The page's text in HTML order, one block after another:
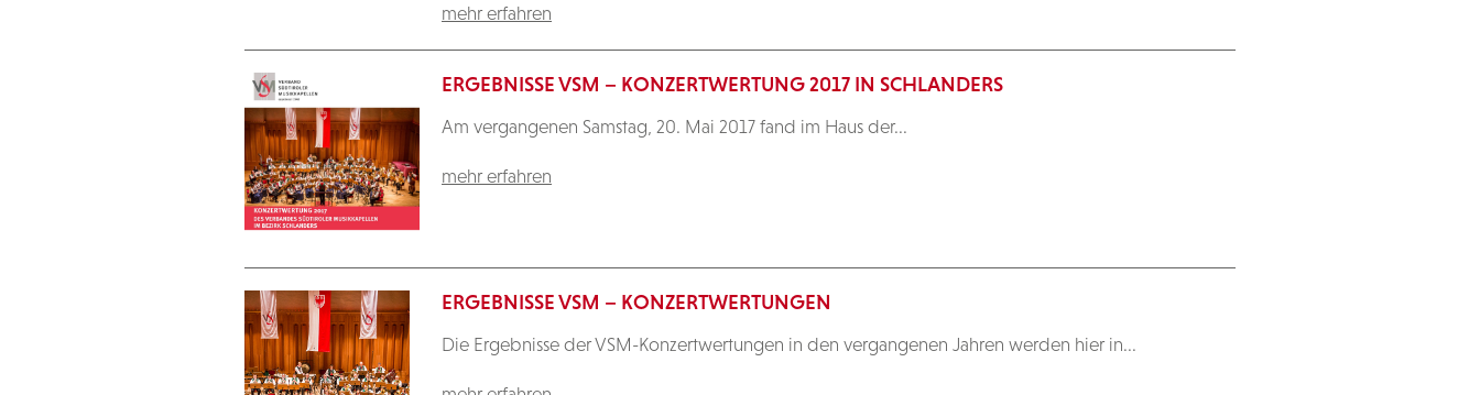
mehr erfahren
ERGEBNISSE VSM – KONZERTWERTUNG 2017 IN SCHLANDERS
Am vergangenen Samstag, 20. Mai 2017 fand im Haus der...
mehr erfahren
ERGEBNISSE VSM – KONZERTWERTUNGEN
Die Ergebnisse der VSM-Konzertwertungen in den vergangenen Jahren werden hier in...